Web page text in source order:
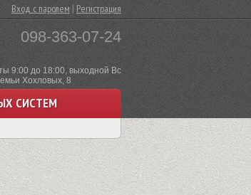
Вход с паролем | Регистрация
098-363-07-24
9:00 до 18:00, выходной Вс
Хохловых, 8
СИСТЕМ